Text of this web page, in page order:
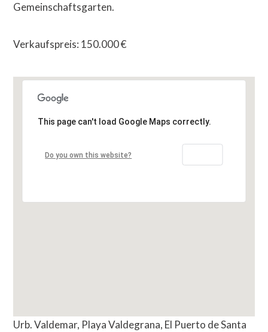
Gemeinschaftsgarten.
Verkaufspreis: 150.000 €
This page can't load Google Maps correctly.
Do you own this website?
Urb. Valdemar, Playa Valdegrana, El Puerto de Santa